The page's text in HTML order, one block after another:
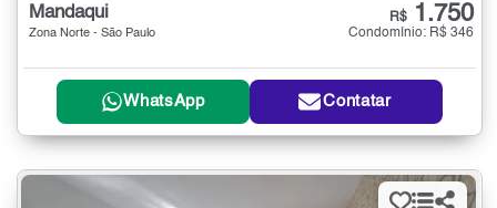
Mandaqui
Zona Norte - São Paulo
R$ 1.750
Condomínio: R$ 346
WhatsApp Contatar